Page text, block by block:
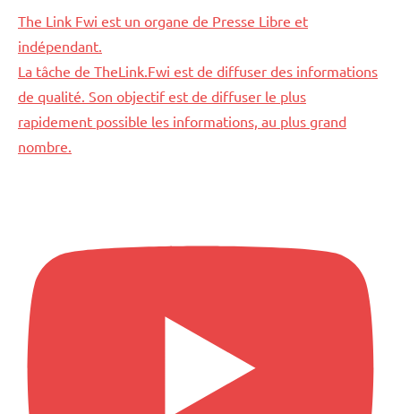
The Link Fwi est un organe de Presse Libre et
indépendant.
La tâche de TheLink.Fwi est de diffuser des informations
de qualité. Son objectif est de diffuser le plus
rapidement possible les informations, au plus grand
nombre.